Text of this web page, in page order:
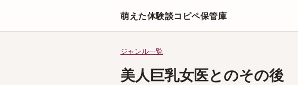
萌えた体験談コピペ保管庫
ジャンル一覧
美人巨乳女医とのその後